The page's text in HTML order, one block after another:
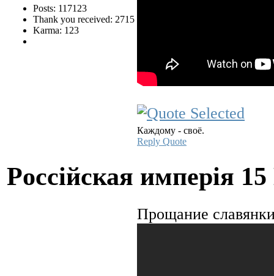
Posts: 117123
Thank you received: 2715
Karma: 123
Каждому - своё.
Reply Quote
Pocciйская имперiя
Прощание